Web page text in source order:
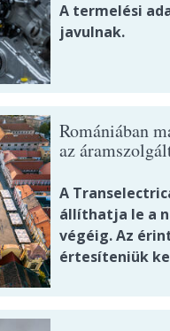
A termelési
javulnak.
Romániában
az
A
állíthatja le a
végéig. Az
értesíteniük